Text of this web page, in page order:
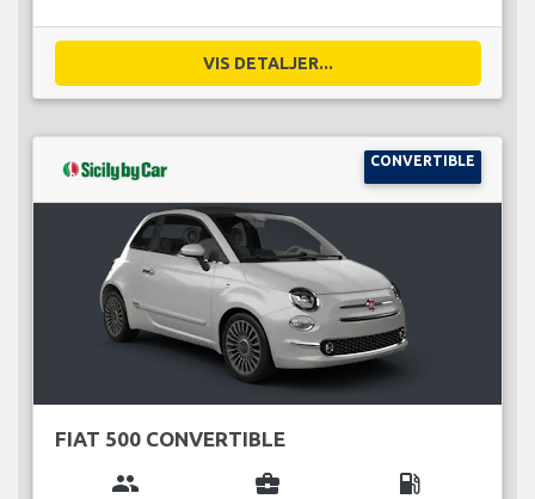
VIS DETALJER...
CONVERTIBLE
FIAT 500 CONVERTIBLE
group business_center local_gas_station